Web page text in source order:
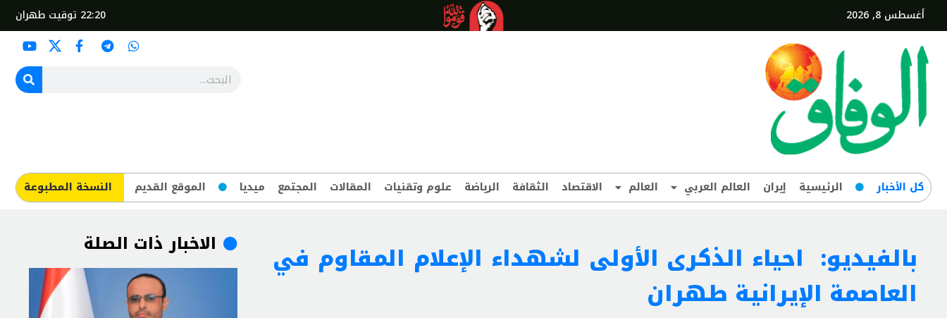
أغسطس 8, 2026 22:20 توقيت طهران
کل‌ الأخبار الرئيسية إيران العالم العربي العالم الاقتصاد الثقافة الرياضة علوم وتقنيات المقالات المجتمع ميديا الموقع القديم ​النسخة المطبوعة
بالفيديو: احياء الذكرى الأولى لشهداء الإعلام المقاوم في
العاصمة الإيرانية طهران
الاخبار ذات الصلة